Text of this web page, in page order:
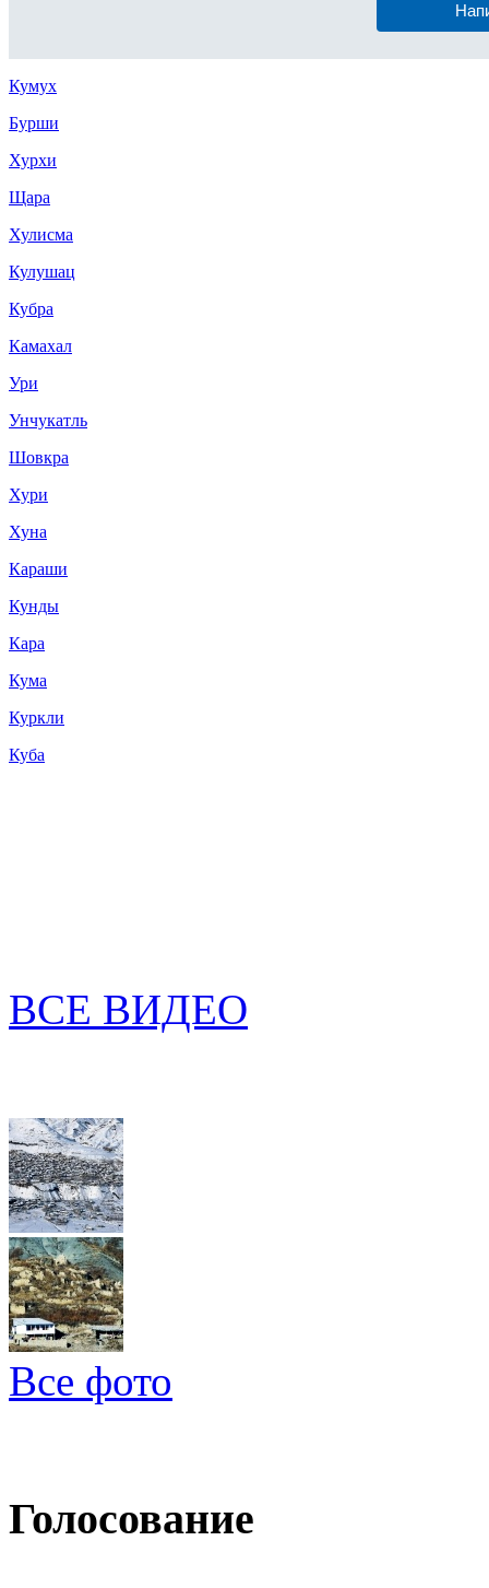
Кумух
Бурши
Хурхи
Щара
Хулисма
Кулушац
Кубра
Камахал
Ури
Унчукатль
Шовкра
Хури
Хуна
Караши
Кунды
Кара
Кума
Куркли
Куба
ВСЕ ВИДЕО
Все фото
Голосование